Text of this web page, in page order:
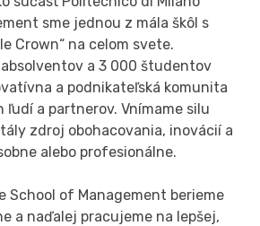
sme jednou z mála škôl s
Crown“ na celom svete.
absolventov a 3 000 študentov
a podnikateľská komunita
ľudí a partnerov. Vnímame silu
zdroj obohacovania, inovácií a
alebo profesionálne.
School of Management berieme
a naďalej pracujeme na lepšej,